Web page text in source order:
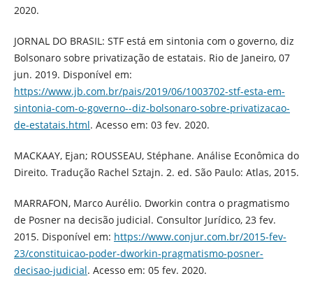
2020.
JORNAL DO BRASIL: STF está em sintonia com o governo, diz
Bolsonaro sobre privatização de estatais. Rio de Janeiro, 07
jun. 2019. Disponível em:
https://www.jb.com.br/pais/2019/06/1003702-stf-esta-em-
sintonia-com-o-governo--diz-bolsonaro-sobre-privatizacao-
de-estatais.html. Acesso em: 03 fev. 2020.
MACKAAY, Ejan; ROUSSEAU, Stéphane. Análise Econômica do
Direito. Tradução Rachel Sztajn. 2. ed. São Paulo: Atlas, 2015.
MARRAFON, Marco Aurélio. Dworkin contra o pragmatismo
de Posner na decisão judicial. Consultor Jurídico, 23 fev.
2015. Disponível em: https://www.conjur.com.br/2015-fev-
23/constituicao-poder-dworkin-pragmatismo-posner-
decisao-judicial. Acesso em: 05 fev. 2020.